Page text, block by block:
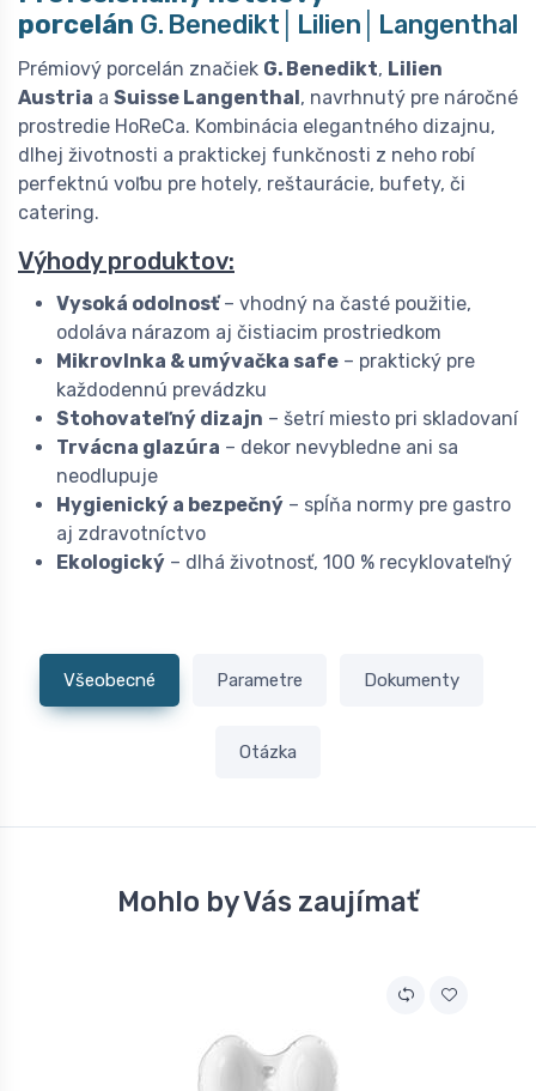
porcelán G. Benedikt│Lilien│Langenthal
Prémiový porcelán značiek G. Benedikt, Lilien
Austria a Suisse Langenthal , navrhnutý pre náročné
prostredie HoReCa. Kombinácia elegantného dizajnu,
dlhej životnosti a praktickej funkčnosti z neho robí
perfektnú voľbu pre hotely, reštaurácie, bufety, či
catering.
Výhody produktov:
Vysoká odolnosť– vhodný na časté použitie,
odoláva nárazom aj čistiacim prostriedkom
Mikrovlnka & umývačka safe – praktický pre
každodennú prevádzku
Stohovateľný dizajn – šetrí miesto pri skladovaní
Trvácna glazúra – dekor nevybledne ani sa
neodlupuje
Hygienický a bezpečný – spĺňa normy pre gastro
aj zdravotníctvo
Ekologický – dlhá životnosť, 100 % recyklovateľný
Všeobecné Parametre Dokumenty
Otázka
Mohlo by Vás zaujímať